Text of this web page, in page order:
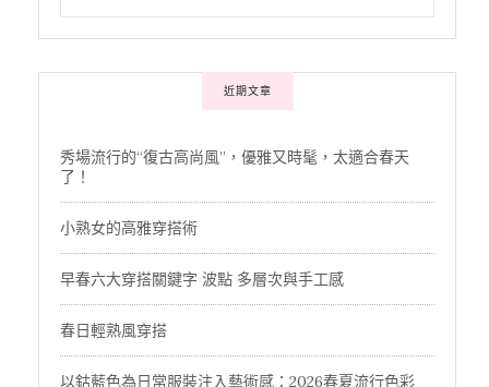
近期文章
秀場流行的“復古高尚風”，優雅又時髦，太適合春天
了！
小熟女的高雅穿搭術
早春六大穿搭關鍵字 波點 多層次與手工感
春日輕熟風穿搭
以鈷藍色為日常服裝注入藝術感：2026春夏流行色彩